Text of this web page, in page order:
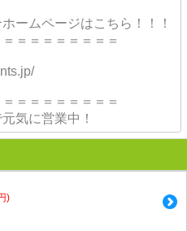
ームページはこちら！！！
＝＝＝＝＝＝＝＝
＝＝＝＝＝＝＝＝
気に営業中！
)